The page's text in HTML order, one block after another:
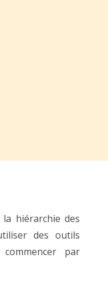
hiérarchie des
des outils
par